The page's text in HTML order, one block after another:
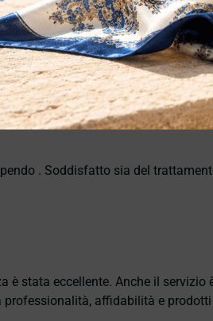
. Soddisfatto sia del
è stata eccellente. Anche il
affidabilità e